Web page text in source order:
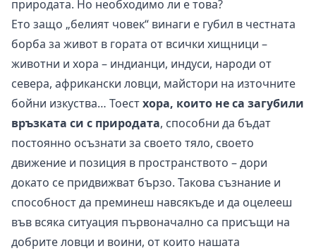
природата. Но необходимо ли е това?
Ето защо „белият човек“ винаги е губил в честната
борба за живот в гората от всички хищници –
животни и хора – индианци, индуси, народи от
севера, африкански ловци, майстори на източните
бойни изкуства… Тоестхора, които не са загубили
връзката си с природата, способни да бъдат
постоянно осъзнати за своето тяло, своето
движение и позиция в пространството – дори
докато се придвижват бързо. Такова съзнание и
способност да преминеш навсякъде и да оцелееш
във всяка ситуация първоначално са присъщи на
добрите ловци и воини, от които нашата